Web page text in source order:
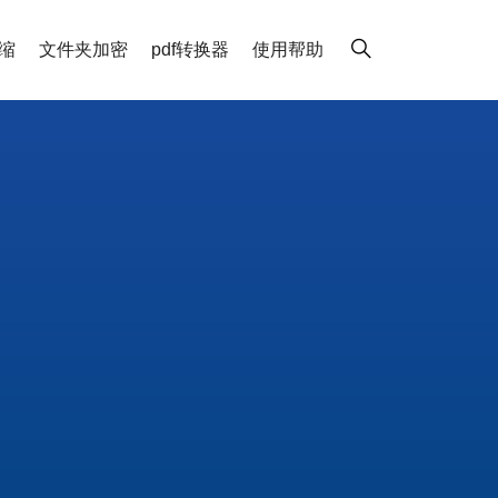
文件夹加密 pdf转换器 使用帮助